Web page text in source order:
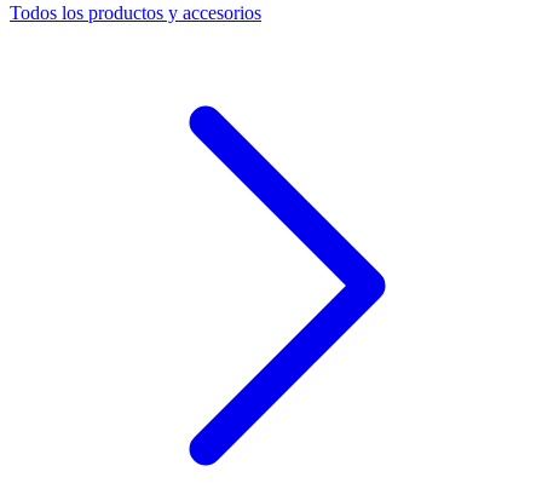
Todos los productos y accesorios